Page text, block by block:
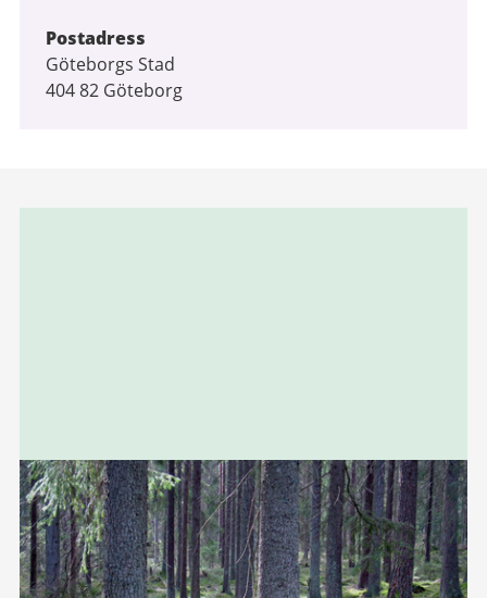
Postadress
Göteborgs Stad
404 82 Göteborg